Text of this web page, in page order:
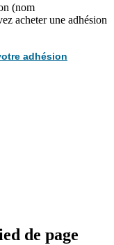
(nom
acheter une adhésion
adhésion
de page